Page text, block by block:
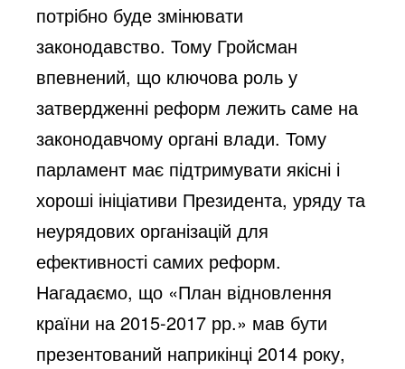
потрібно буде змінювати
законодавство. Тому Гройсман
впевнений, що ключова роль у
затвердженні реформ лежить саме на
законодавчому органі влади. Тому
парламент має підтримувати якісні і
хороші ініціативи Президента, уряду та
неурядових організацій для
ефективності самих реформ.
Нагадаємо, що «План відновлення
країни на 2015-2017 рр.» мав бути
презентований наприкінці 2014 року,